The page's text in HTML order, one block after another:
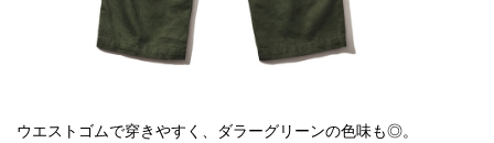
ウエストゴムで穿きやすく、ダラーグリーンの色味も◎。